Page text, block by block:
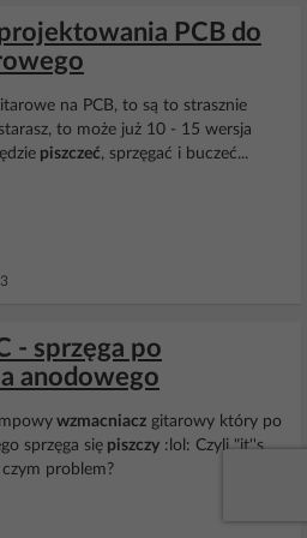
PCB do
na PCB, to są to strasznie
to może już 10 - 15 wersja
piszczeć, sprzęgać i buczeć...
- sprzęga po
anodowego
wzmacniacz gitarowy który po
sprzęga się piszczy :lol: Czyli "it''s
problem?